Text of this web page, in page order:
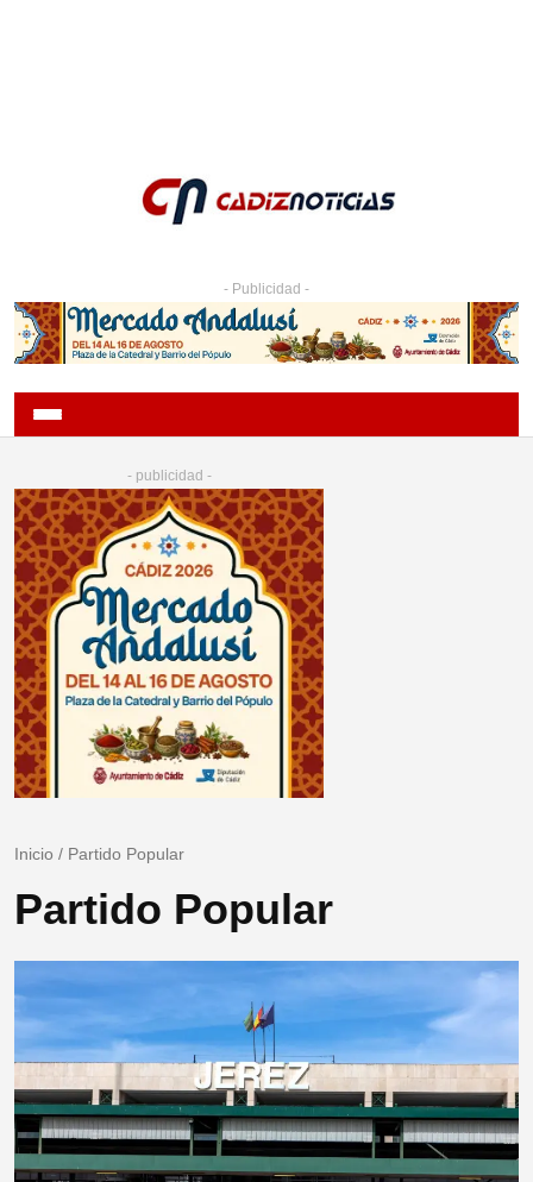
- Publicidad -
- publicidad -
Inicio / Partido Popular
Partido Popular